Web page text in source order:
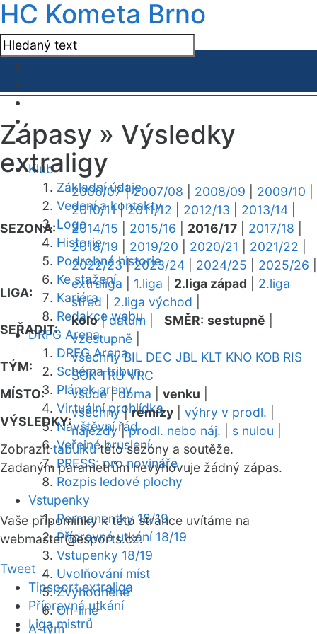
HC Kometa Brno
Klub
Základní údaje
Vedení a kontakty
Logo
Historie
Podrobná historie
Ke stažení
Kariéra
Redakce webu
DRFG Arena
DRFG Arena
Schéma tribun
Plánek areny
Virtuální prohlídka
Návštěvní řád
Veřejné bruslení
PRESS: pro novináře
Rozpis ledové plochy
Vstupenky
Permanentky 18/19
Přípravná utkání 18/19
Vstupenky 18/19
Uvolňování míst
Zvýhodněné
On-line
A-tým
Zápasy » Výsledky
extraligy
SEZONA:
2006/07|2007/08 2008/09 2009/10
2010/11|2011/12 2012/13 2013/14
2014/15
2015/16 2016/17 2017/18
2018/19
2019/20 2020/21 2021/22
2022/23|2023/24 2024/25 2025/26
LIGA:
extraliga 1.liga 2.liga západ
2.liga
střed
2.liga východ
SEŘADIT:
kolo|datum SMĚR: sestupně
vzestupně
TÝM:
všechny BIL DEC JBL KLT KNO KOB RIS
SOK TRU VRC
MÍSTO:
všude|doma venku
VÝSLEDKY:
všechny|remízy výhry v prodl.
nájezdy|prodl. nebo náj. s nulou
Zobrazittabulkutéto sezóny a soutěže.
Zadaným parametrům nevyhovuje žádný zápas.
Vaše připomínky k této stránce uvítáme na
webmaster@esports.cz.
Tweet
Tipsport extraliga
Přípravná utkání
Liga mistrů